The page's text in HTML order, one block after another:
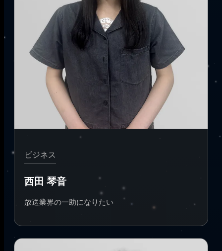
ビジネス
西田 琴音
放送業界の一助になりたい